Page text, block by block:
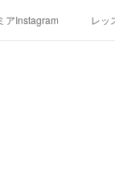
アInstagram レッ